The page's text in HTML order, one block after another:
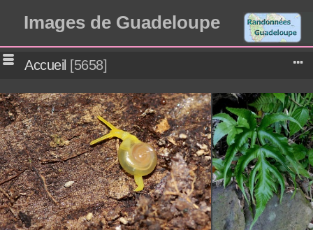
Images de Guadeloupe
Accueil 5658